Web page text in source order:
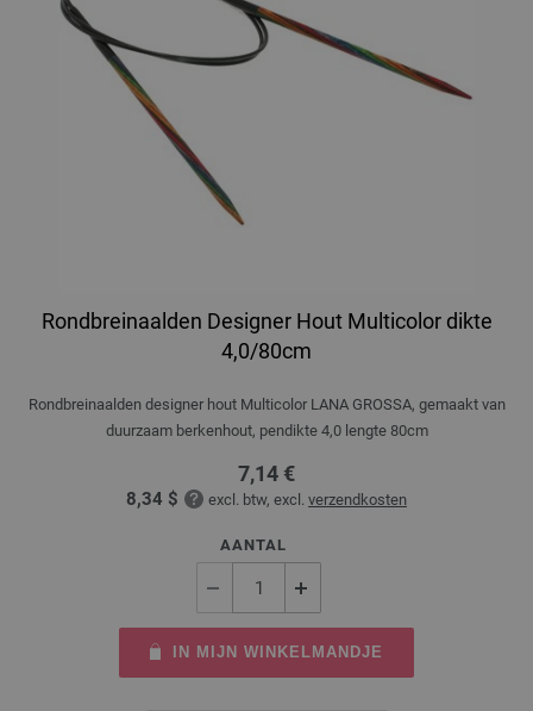
Rondbreinaalden Designer Hout Multicolor dikte
4,0/80cm
Rondbreinaalden designer hout Multicolor LANA GROSSA, gemaakt van
duurzaam berkenhout, pendikte 4,0 lengte 80cm
7,14 €
8,34 $ excl. btw, excl. verzendkosten
AANTAL
IN MIJN WINKELMANDJE